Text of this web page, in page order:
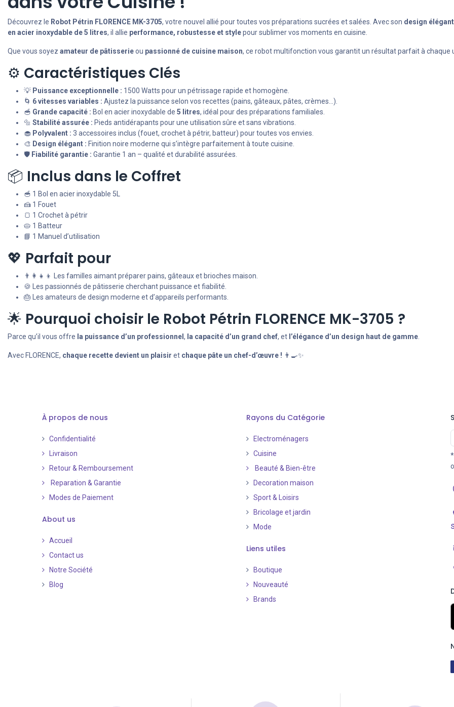
Découvrez le Robot Pétrin FLORENCE MK-3705, votre nouvel allié pour toutes vos préparations sucrées et salées. Avec son design
en acier inoxydable de 5 litres, il allie performance, robustesse et stylepour sublimer vos moments en cuisine.
Que vous soyez amateur de pâtisserieou passionné de cuisine maison, ce robot multifonction vous garantit un résultat parfait à chaque
⚙️ Caractéristiques Clés
💡 Puissance exceptionnelle : 1500 Watts pour un pétrissage rapide et homogène.
🌀 6 vitesses variables : Ajustez la puissance selon vos recettes (pains, gâteaux, pâtes, crèmes...).
🥣 Grande capacité : Bol en acier inoxydable de 5 litres, idéal pour des préparations familiales.
🔩 Stabilité assurée : Pieds antidérapants pour une utilisation sûre et sans vibrations.
🧁 Polyvalent : 3 accessoires inclus (fouet, crochet à pétrir, batteur) pour toutes vos envies.
🎨 Design élégant : Finition noire moderne qui s’intègre parfaitement à toute cuisine.
🛡️ Fiabilité garantie : Garantie 1 an – qualité et durabilité assurées.
📦 Inclus dans le Coffret
🥣 1 Bol en acier inoxydable 5L
🍰 1 Fouet
🍞 1 Crochet à pétrir
🥧 1 Batteur
📘 1 Manuel d’utilisation
💖 Parfait pour
👨‍👩‍👧‍👦 Les familles aimant préparer pains, gâteaux et brioches maison.
🍪 Les passionnés de pâtisserie cherchant puissance et fiabilité.
🎂 Les amateurs de design moderne et d’appareils performants.
🌟 Pourquoi choisir le Robot Pétrin FLORENCE MK-3705 ?
Parce qu’il vous offre la puissance d’un professionnel , la capacité d’un grand chef, et l’élégance d’un design haut de gamme
Avec FLORENCE, chaque recette devient un plaisir et chaque pâte un chef-d’œuvre ! 👨‍🍳✨
À propos de nous
Confidentialité
Livraison
Retour & Remboursement
Reparation & Garantie
Modes de Paiement​
About us
Accueil
Contact us
Notre Société
Blog
Rayons du Catégorie
Electroménagers
Cuisine
Beauté & Bien-être
Decoration maison
Sport & Loisirs
Bricolage et jardin
Mode
Liens utiles
Boutique
Nouveauté
Brands